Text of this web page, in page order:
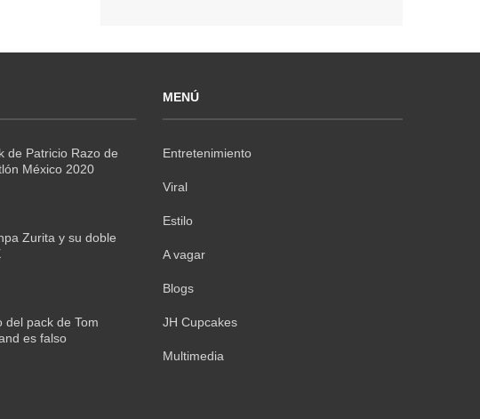
de Patricio Razo de
México 2020
Zurita y su doble
del pack de Tom
es falso
MENÚ
Entretenimiento
Viral
Estilo
A vagar
Blogs
JH Cupcakes
Multimedia